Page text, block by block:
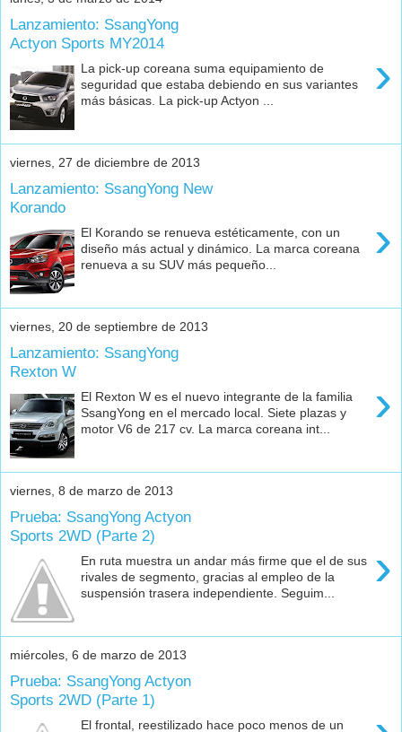
Lanzamiento: SsangYong
Actyon Sports MY2014
›
La pick-up coreana suma equipamiento de
seguridad que estaba debiendo en sus variantes
más básicas. La pick-up Actyon ...
viernes, 27 de diciembre de 2013
Lanzamiento: SsangYong New
Korando
›
El Korando se renueva estéticamente, con un
diseño más actual y dinámico. La marca coreana
renueva a su SUV más pequeño...
viernes, 20 de septiembre de 2013
Lanzamiento: SsangYong
Rexton W
›
El Rexton W es el nuevo integrante de la familia
SsangYong en el mercado local. Siete plazas y
motor V6 de 217 cv. La marca coreana int...
viernes, 8 de marzo de 2013
Prueba: SsangYong Actyon
Sports 2WD (Parte 2)
›
En ruta muestra un andar más firme que el de sus
rivales de segmento, gracias al empleo de la
suspensión trasera independiente. Seguim...
miércoles, 6 de marzo de 2013
Prueba: SsangYong Actyon
Sports 2WD (Parte 1)
El frontal, reestilizado hace poco menos de un